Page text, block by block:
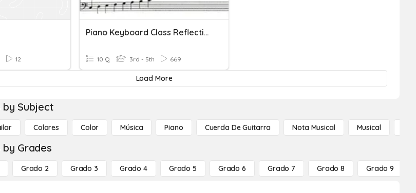
12
Piano Keyboard Class Reflection Sheet
10 Q 3rd - 5th 669
Load More
by Subject
Colores Color Música Piano Cuerda De Guitarra Nota Musical Musical
Grades
Grado 2 Grado 3 Grado 4 Grado 5 Grado 6 Grado 7 Grado 8 Grado 9